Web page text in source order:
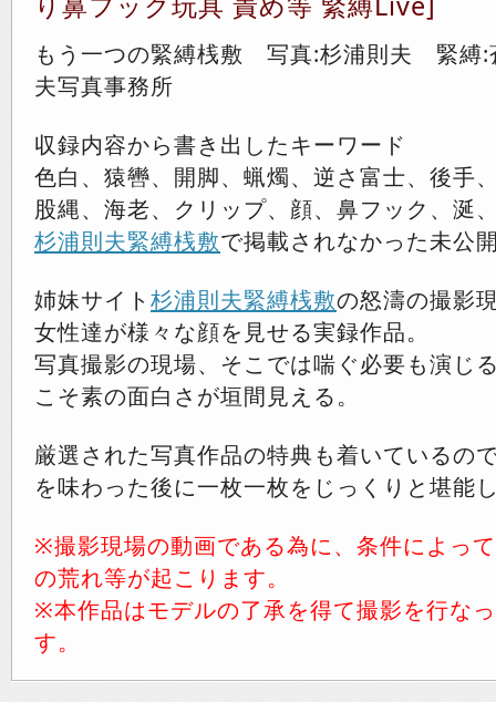
もう一つの緊縛桟敷 写真:杉浦則夫 緊縛
夫写真事務所
収録内容から書き出したキーワード
色白、猿轡、開脚、蝋燭、逆さ富士、後手
股縄、海老、クリップ、顔、鼻フック、涎
杉浦則夫緊縛桟敷で掲載されなかった未公
姉妹サイト 杉浦則夫緊縛桟敷の怒濤の撮影
女性達が様々な顔を見せる実録作品。
写真撮影の現場、そこでは喘ぐ必要も演じ
こそ素の面白さが垣間見える。
厳選された写真作品の特典も着いているの
を味わった後に一枚一枚をじっくりと堪能
※撮影現場の動画である為に、条件によっ
の荒れ等が起こります。
※本作品はモデルの了承を得て撮影を行な
す。